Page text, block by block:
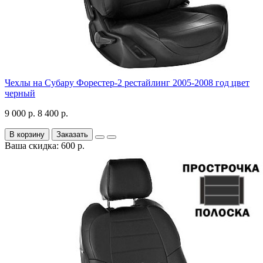
Чехлы на Субару Форестер-2 рестайлинг 2005-2008 год цвет
черный
9 000 р. 8 400 р.
В корзину Заказать
Ваша скидка: 600 р.